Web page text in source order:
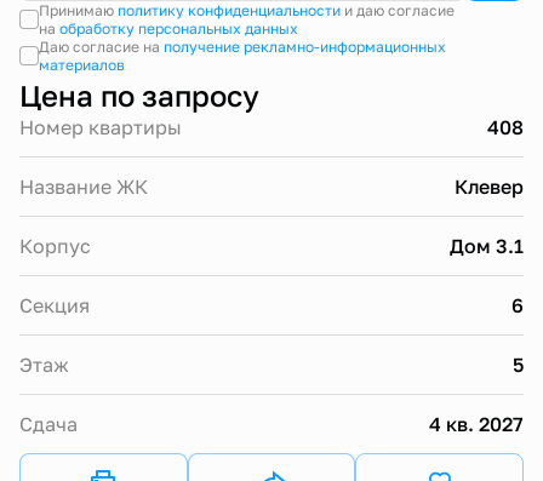
Принимаю политику конфиденциальностии даю согласие
на обработку персональных данных
Даю согласие на получение рекламно-информационных
материалов
Цена по запросу
Номер квартиры 408
Название ЖК Клевер
Корпус Дом 3.1
Секция 6
Этаж 5
Сдача 4 кв. 2027